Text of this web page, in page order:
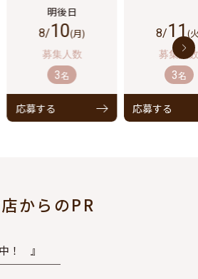
8/10(月)
3名
応募する
8/11(
3名
応募する
からのPR
！ 』
￣￣￣￣￣